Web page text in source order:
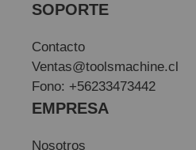
SOPORTE
Contacto
Ventas@toolsmachine.cl
Fono: +56233473442
EMPRESA
Nosotros